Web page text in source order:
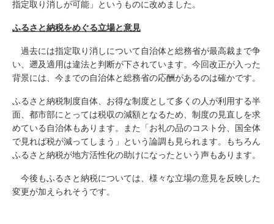
指定取り消しが可能」というものに改めました。
ふるさと納税をめぐる立場と意見
過去には指定取り消しについて自治体と総務省が最高裁まで争
い、遡及適用は違法と判断が下されています。今回改正が入った
背景には、今までの自治体と総務省の応酬があるのは確かです。
ふるさと納税制度自体、お得な制度として多くの人が利用する半
面、都市部にとっては税収の減額となるため、制度の見直しを求
めている自治体もあります。また「お礼の品のコスト分、国全体
で見れば税が減ってしまう」という論調も見られます。もちろん
ふるさと納税が地方活性化の助けになったという声もあります。
今後もふるさと納税については、様々な立場の意見を反映した
変更が加えられそうです。